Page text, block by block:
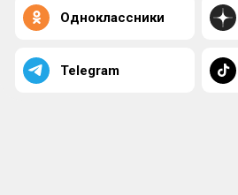
Одноклассники
Telegram